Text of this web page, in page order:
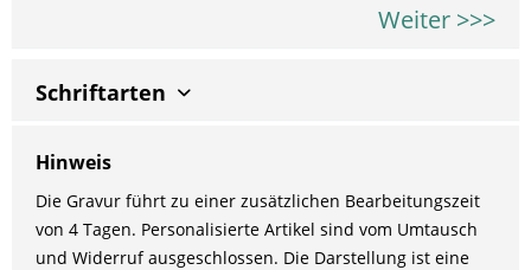
Weiter >>>
Schriftarten
Hinweis
Die Gravur führt zu einer zusätzlichen Bearbeitungszeit
von 4 Tagen. Personalisierte Artikel sind vom Umtausch
und Widerruf ausgeschlossen. Die Darstellung ist eine